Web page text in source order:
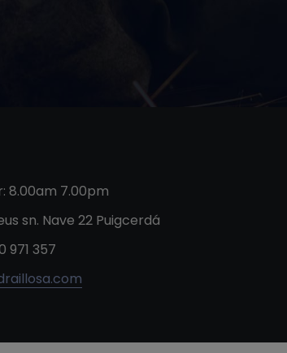
8.00am 7.00pm
sn. Nave 22 Puigcerdá
971 357